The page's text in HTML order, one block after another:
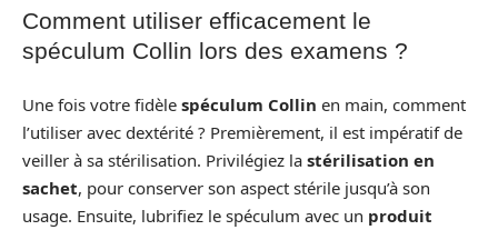
Comment utiliser efficacement le
spéculum Collin lors des examens ?
Une fois votre fidèle spéculum Collin en main, comment
l’utiliser avec dextérité ? Premièrement, il est impératif de
veiller à sa stérilisation. Privilégiez la stérilisation en
sachet, pour conserver son aspect stérile jusqu’à son
usage. Ensuite, lubrifiez le spéculum avec un produit